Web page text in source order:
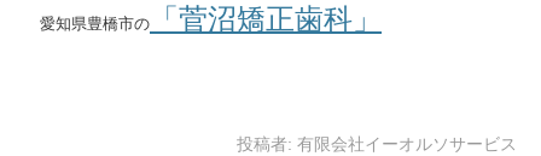
愛知県豊橋市の
「菅沼矯正歯科」
投稿者: 有限会社イーオルソサービス